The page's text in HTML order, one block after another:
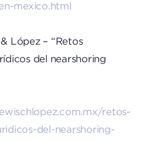
mexico.html
López – “Retos
del nearshoring
retos-
del-nearshoring-